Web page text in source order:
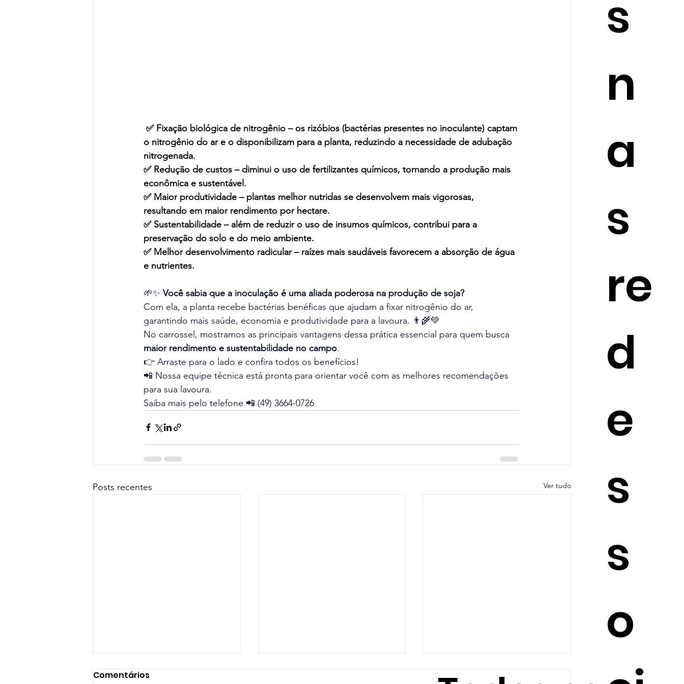
s
n
a
s
re
d
e
s
s
o
o nitrogênio do ar e o disponibilizam para a planta, reduzindo a necessidade de adubação
nitrogenada.
✅ Redução de custos – diminui o uso de fertilizantes químicos, tornando a produção mais
econômica e sustentável.
✅ Maior produtividade – plantas melhor nutridas se desenvolvem mais vigorosas,
resultando em maior rendimento por hectare.
✅ Sustentabilidade – além de reduzir o uso de insumos químicos, contribui para a
preservação do solo e do meio ambiente.
✅ Melhor desenvolvimento radicular – raízes mais saudáveis favorecem a absorção de água
e nutrientes.
🌱✨ Você sabia que a inoculação é uma aliada poderosa na produção de soja?
Com ela, a planta recebe bactérias benéficas que ajudam a fixar nitrogênio do ar,
garantindo mais saúde, economia e produtividade para a lavoura. 👨‍🌾💚
No carrossel, mostramos as principais vantagens dessa prática essencial para quem busca
maior rendimento e sustentabilidade no campo.
👉 Arraste para o lado e confira todos os benefícios!
📲 Nossa equipe técnica está pronta para orientar você com as melhores recomendações
para sua lavoura.
Saiba mais pelo telefone 📲 (49) 3664-0726
Posts recentes Ver tudo
Comentários